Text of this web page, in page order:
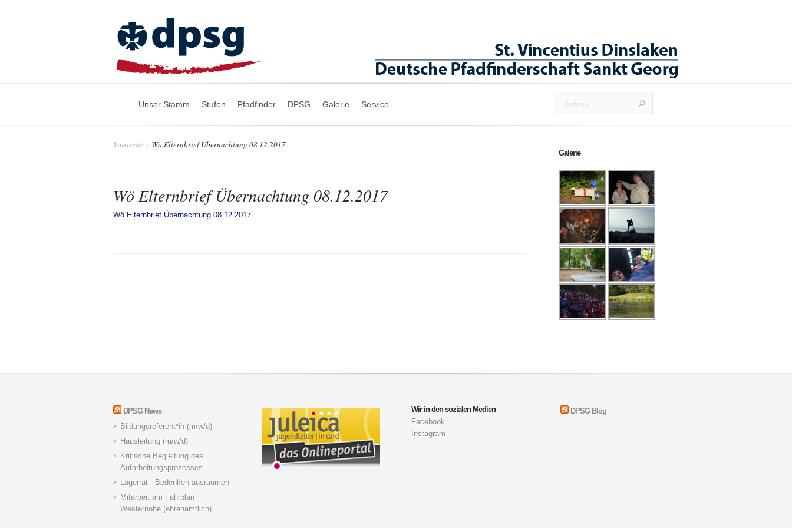
Unser Stamm Stufen Pfadfinder DPSG Galerie Service
Startseite » Wö Elternbrief Übernachtung 08.12.2017
Wö Elternbrief Übernachtung 08.12.2017
Wö Elternbrief Übernachtung 08.12.2017
Galerie
DPSG News
Bildungsreferent*in (m/w/d)
Hausleitung (m/w/d)
Kritische Begleitung des
Aufarbeitungsprozesses
Lagerrat - Bedenken ausräumen
Mitarbeit am Fahrplan
Westernohe (ehrenamtlich)
Wir in den sozialen Medien
Facebook
Instagram
DPSG Blog